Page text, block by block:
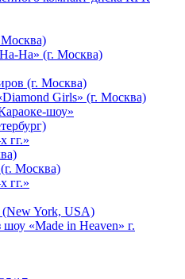
Москва)
На» (г. Москва)
(г. Москва)
Girls» (г. Москва)
шоу»
гг.»
Москва)
гг.»
York, USA)
«Made in Heaven» г.